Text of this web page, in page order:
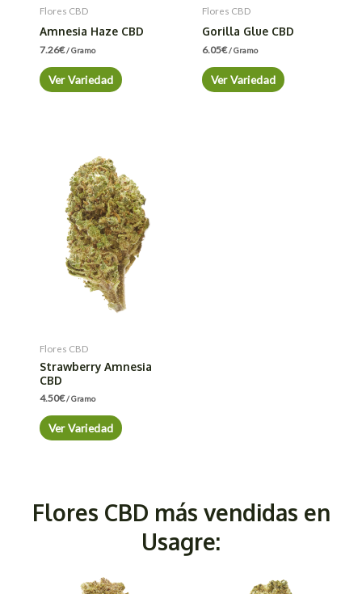
Flores CBD
Amnesia Haze CBD
7.26€/ Gramo
Ver Variedad
Flores CBD
Gorilla Glue CBD
6.05€/ Gramo
Ver Variedad
Flores CBD
Strawberry Amnesia
CBD
4.50€/ Gramo
Ver Variedad
Flores CBD más vendidas en
Usagre: